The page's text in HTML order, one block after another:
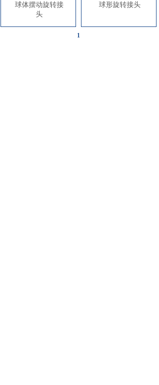
球体摆动旋转接
头
球形旋转接头
1